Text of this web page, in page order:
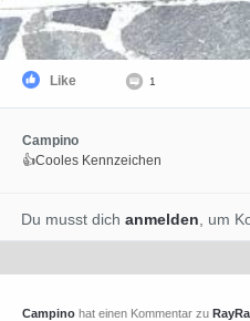
Like 1
Campino
👍Cooles Kennzeichen
Du musst dich anmelden , um
Campino hat einen Kommentar zu